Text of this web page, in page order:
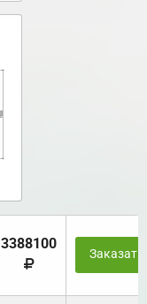
3388100
Заказать